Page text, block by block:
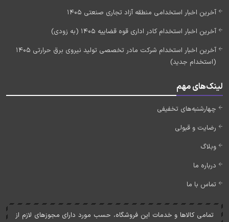
آخرین اخبار استخدامی منطقه آزاد تجاری صنعتی 1405
آخرین اخبار استخدام کادر اداری قوه قضاییه 1405 (به زودی)
آخرین اخبار استخدام شرکت مادر تخصصی تولید نیروی برق حرارتی 1405
(استخدام جدید)
لینک‌های مهم
چهارشنبه‌های تخفیفی
رضایت و قبولی
وبلاگ
درباره ما
تماس با ما
تمامی کالاها و خدمات اين فروشگاه، حسب مورد دارای مجوزهای لازم از